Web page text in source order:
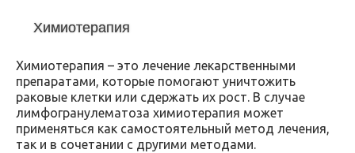
Химиотерапия
Химиотерапия – это лечение лекарственными
препаратами, которые помогают уничтожить
раковые клетки или сдержать их рост. В случае
лимфогранулематоза химиотерапия может
применяться как самостоятельный метод лечения,
так и в сочетании с другими методами.